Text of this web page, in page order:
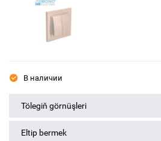
В наличии
Tölegiň görnüşleri
Eltip bermek